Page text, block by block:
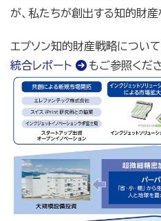
が、私たちが創出する知的財産
エプソン知的財産戦略について
統合レポート
もご参照くだ